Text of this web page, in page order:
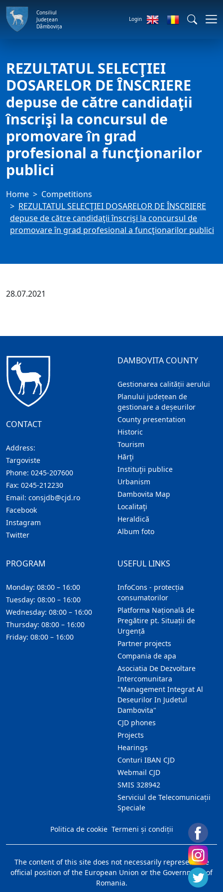
Consiliul
Județean
Dâmbovița
Login
REZULTATUL SELECŢIEI
DOSARELOR DE ÎNSCRIERE
depuse de către candidaţii
înscrişi la concursul de
promovare în grad
profesional a funcţionarilor
publici
Home
Competitions
REZULTATUL SELECŢIEI DOSARELOR DE ÎNSCRIERE
depuse de către candidaţii înscrişi la concursul de
promovare în grad profesional a funcţionarilor publici
28.07.2021
CONTACT
Address:
Targoviste
Phone: 0245-207600
Fax: 0245-212230
Email: consjdb@cjd.ro
Facebook
Instagram
Twitter
DAMBOVITA COUNTY
Gestionarea calității aerului
Planului județean de
gestionare a deșeurilor
County presentation
Historic
Tourism
Hărţi
Instituţii publice
Urbanism
Dambovita Map
Localitaţi
Heraldică
Album foto
USEFUL LINKS
InfoCons - protecția
consumatorilor
Platforma Națională de
Pregătire pt. Situații de
Urgență
Partner projects
Compania de apa
Asociatia De Dezvoltare
Intercomunitara
"Management Integrat Al
Deseurilor In Judetul
Dambovita"
CJD phones
Projects
Hearings
Conturi IBAN CJD
Webmail CJD
SMIS 328942
Serviciul de Telecomunicații
Speciale
PROGRAM
Monday: 08:00 – 16:00
Tuesday: 08:00 – 16:00
Wednesday: 08:00 – 16:00
Thursday: 08:00 – 16:00
Friday: 08:00 – 16:00
Politica de cookie Termeni și condiții
The content of this site does not necessarily represent the
official position of the European Union or the Government of
Romania.